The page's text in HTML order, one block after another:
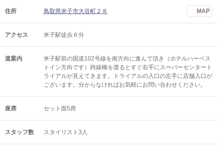
住所 鳥取県米子市大谷町２８ MAP
アクセス 米子駅徒歩６分
道案内
米子駅前の国道102号線を南方向に進んで頂き（ホテルハーベス
トイン方向です）跨線橋を渡るとすぐ右手にスーパーセンタート
ライアルが見えてきます。トライアルの入口の左手に店舗入口が
ございます。分からなければお気軽にお問い合わせください。
座席 セット面5席
スタッフ数 スタイリスト3人